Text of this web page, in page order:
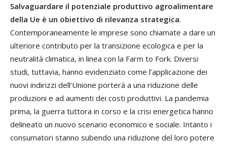
Salvaguardare il potenziale produttivo agroalimentare
della Ue è un obiettivo di rilevanza strategica.
Contemporaneamente le imprese sono chiamate a dare un
ulteriore contributo per la transizione ecologica e per la
neutralità climatica, in linea con la Farm to Fork. Diversi
studi, tuttavia, hanno evidenziato come l’applicazione dei
nuovi indirizzi dell’Unione porterà a una riduzione delle
produzioni e ad aumenti dei costi produttivi. La pandemia
prima, la guerra tuttora in corso e la crisi energetica hanno
delineato un nuovo scenario economico e sociale. Intanto i
consumatori stanno subendo una riduzione del loro potere